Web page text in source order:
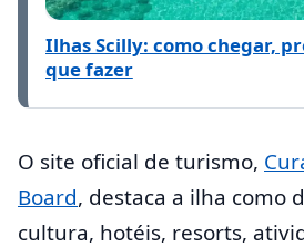
Ilhas Scilly: como chegar,
que fazer
O site oficial de turismo,
Board, destaca a ilha como
cultura, hotéis, resorts,